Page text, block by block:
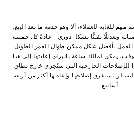
للغاية للعملاء، ألا وهو خدمة ما بعد البيع.
وتعديلًا تقنيًّا بشكل دوري - عادةً كل خمسة
العمل بأفضل شكل ممكن طوال العمر الطويل
يمكن لمالك ساعة بانيراي إعادتها إلى هذا
للإصلاحات الخارجية التي ستُجرى خارج نطاق
لن يستغرق إصلاحها وإعادتها أكثر من أربعة
أسابيع.